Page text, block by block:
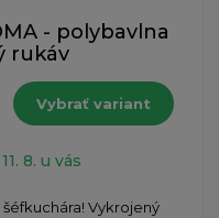
- polybavlna
rukáv
Vybrať variant
8. u vás
Vykrojený